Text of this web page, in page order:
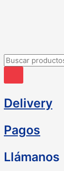
Búsqueda
productos
Delivery
Pagos
Llámanos